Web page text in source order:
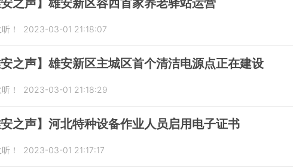
安之声】雄安新区容西首家养老驿站运营
！ 2023-03-01 21:18:07
安之声】雄安新区主城区首个清洁电源点正在建设
！ 2023-03-01 21:18:29
安之声】河北特种设备作业人员启用电子证书
！ 2023-03-01 21:17:17